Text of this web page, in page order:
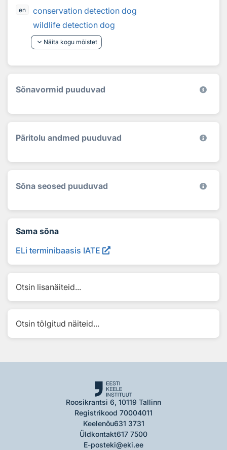
en
conservation detection dog
wildlife detection dog
keyboard_arrow_down Näita kogu mõistet
Sõnavormid puuduvad
Päritolu andmed puuduvad
Sõna seosed puuduvad
Sama sõna
ELi terminibaasis IATE
Otsin lisanäiteid...
Otsin tõlgitud näiteid...
Roosikrantsi 6, 10119 Tallinn
Registrikood 70004011
Keelenõu631 3731
Üldkontakt617 7500
E-posteki@eki.ee